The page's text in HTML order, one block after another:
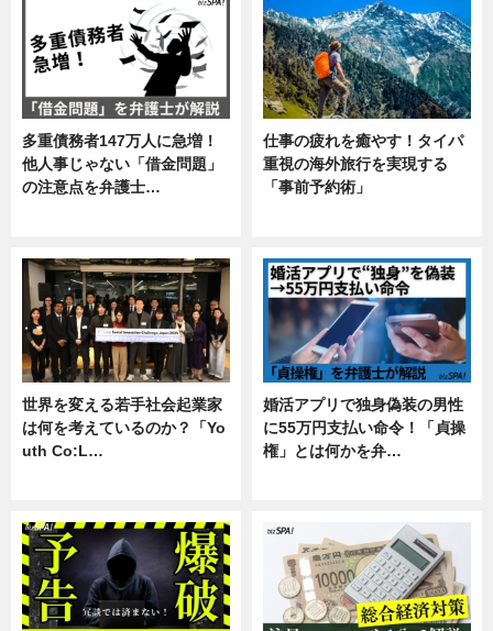
多重債務者147万人に急増！
他人事じゃない「借金問題」
の注意点を弁護士…
仕事の疲れを癒やす！タイパ
重視の海外旅行を実現する
「事前予約術」
世界を変える若手社会起業家
は何を考えているのか？「Yo
uth Co:L…
婚活アプリで独身偽装の男性
に55万円支払い命令！「貞操
権」とは何かを弁…